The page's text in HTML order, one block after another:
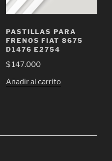
PASTILLAS PARA
FRENOS FIAT 8675
D1476 E2754
$147.000
Añadir al carrito